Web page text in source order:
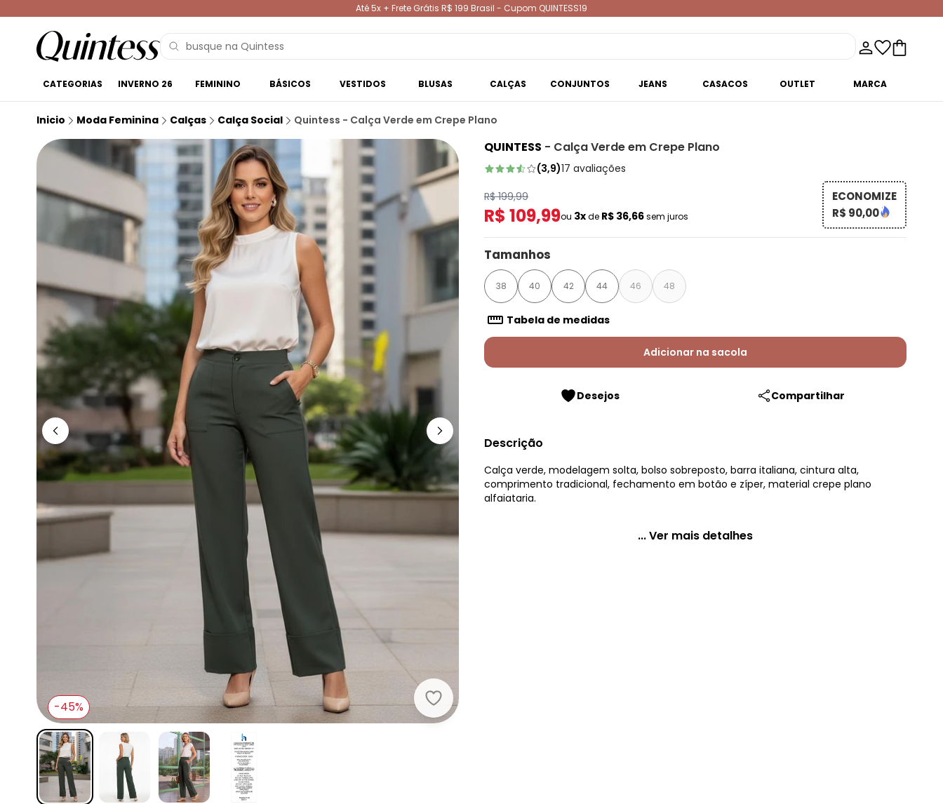
Até 5x + Frete Grátis R$ 199 Brasil - Cupom QUINTESS19
CATEGORIAS INVERNO 26 FEMININO BÁSICOS VESTIDOS BLUSAS CALÇAS CONJUNTOS JEANS CASACOS OUTLET MARCA
Inicio Moda Feminina Calças Calça Social Quintess - Calça Verde em Crepe Plano
Quintess - Calça Verde em Crepe Plano
-45%
QUINTESS - Calça Verde em Crepe Plano
(3,9)17 avaliações
R$ 199,99
R$ 109,99ou 3xde R$ 36,66sem juros
ECONOMIZE
R$ 90,00
Tamanhos
38 40 42 44 46 48
Tabela de medidas
Adicionar na sacola
Desejos Compartilhar
Descrição
Calça verde, modelagem solta, bolso sobreposto, barra italiana, cintura alta,
comprimento tradicional, fechamento em botão e zíper, material crepe plano
alfaiataria.
... Ver mais detalhes